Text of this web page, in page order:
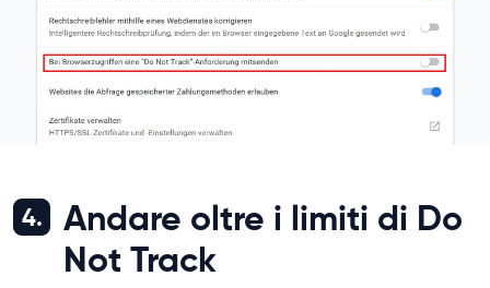
4.
Andare oltre i limiti di Do
Not Track